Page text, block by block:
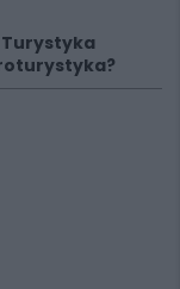
Turystyka